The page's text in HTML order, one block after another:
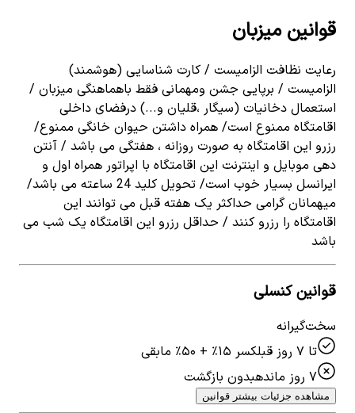
قوانین میزبان
رعایت نظافت الزامیست / کارت شناسایی (هوشمند)
الزامیست / برپایی جشن ومهمانی فقط باهماهنگی میزبان /
استعمال دخانیات (سیگار ،قلیان و...) درفضای داخلی
اقامتگاه ممنوع است/ همراه داشتن حیوان خانگی ممنوع/
رزرو این اقامتگاه به صورت روزانه ، هفتگی می باشد / آنتن
دهی موبایل و اینترنت این اقامتگاه با اپراتور همراه اول و
ایرانسل بسیار خوب است/ تحویل کلید 24 ساعته می باشد/
میهمانان گرامی حداکثر یک هفته قبل می توانند این
اقامتگاه را رزرو کنند / حداقل رزرو این اقامتگاه یک شب می
باشد
قوانین کنسلی
سخت‌گیرانه
تا ۷ روز قبل
کسر ۱۵٪ + ۵۰٪ مابقی
۷ روز مانده
بدون بازگشت
مشاهده جزئیات بیشتر قوانین